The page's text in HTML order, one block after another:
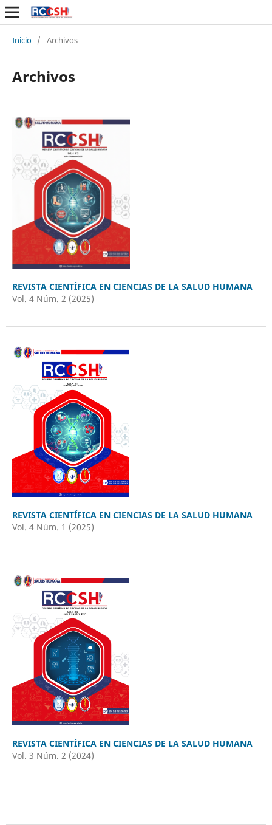
Inicio / Archivos
Archivos
REVISTA CIENTÍFICA EN CIENCIAS DE LA SALUD HUMANA
Vol. 4 Núm. 2 (2025)
REVISTA CIENTÍFICA EN CIENCIAS DE LA SALUD HUMANA
Vol. 4 Núm. 1 (2025)
REVISTA CIENTÍFICA EN CIENCIAS DE LA SALUD HUMANA
Vol. 3 Núm. 2 (2024)